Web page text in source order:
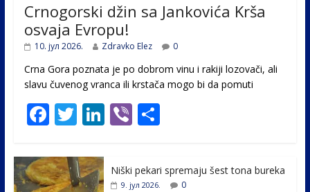
Crnogorski džin sa Jankovića Krša
osvaja Evropu!
10. јул 2026. Zdravko Elez 0
Crna Gora poznata je po dobrom vinu i rakiji lozovači, ali
slavu čuvenog vranca ili krstača mogo bi da pomuti
F
e
b
T
itt
er
Li
e
Vi
er
S
e
Niški pekari spremaju šest tona bureka
9. јул 2026. 0